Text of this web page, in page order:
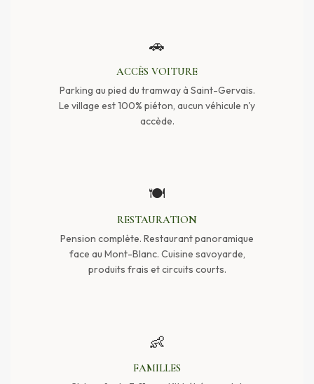
🚗
ACCÈS VOITURE
Parking au pied du tramway à Saint-Gervais.
Le village est 100% piéton, aucun véhicule n'y
accède.
🍽️
RESTAURATION
Pension complète. Restaurant panoramique
face au Mont-Blanc. Cuisine savoyarde,
produits frais et circuits courts.
👶
FAMILLES